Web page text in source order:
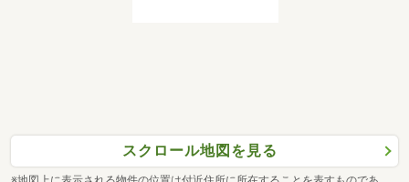
スクロール地図を見る